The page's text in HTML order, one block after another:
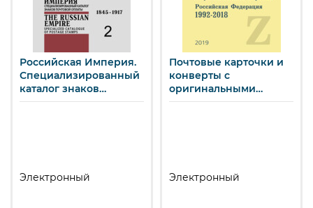
Российская Империя.
Специализированный
каталог знаков
почтовой оплаты. 1845-
Электронный
Почтовые карточки и
конверты с
оригинальными
марками. Российская
Электронный